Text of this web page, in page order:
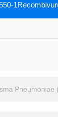
Bovine Anti-